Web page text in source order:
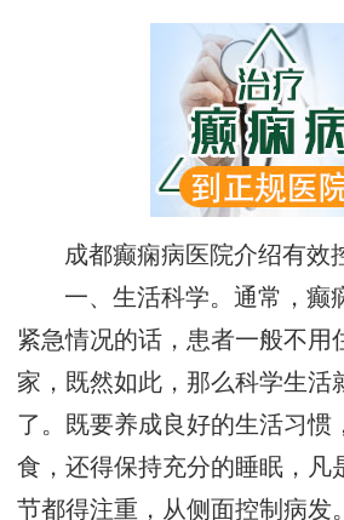
成都癫痫病医院介绍有效
一、生活科学。通常，癫
紧急情况的话，患者一般不用
家，既然如此，那么科学生活
了。既要养成良好的生活习惯
食，还得保持充分的睡眠，凡
节都得注重，从侧面控制病发。